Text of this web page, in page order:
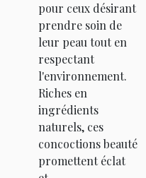
pour ceux désirant
prendre soin de
leur peau tout en
respectant
l'environnement.
Riches en
ingrédients
naturels, ces
concoctions beauté
promettent éclat